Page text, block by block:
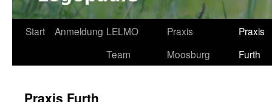
Start Anmeldung LELMO
Team
Praxis
Moosburg
Praxis
Furth
Praxis Furth